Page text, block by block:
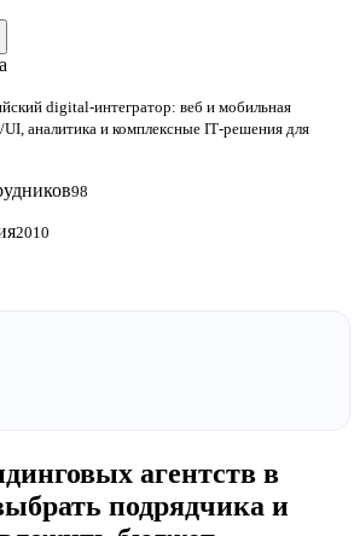
digital‑интегратор: веб и мобильная
UI, аналитика и комплексные IT‑решения для
98
2010
агентств в
подрядчика и